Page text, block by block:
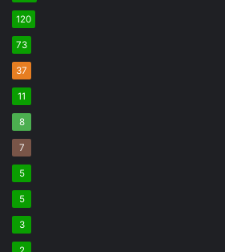
120
73
37
11
8
7
5
5
3